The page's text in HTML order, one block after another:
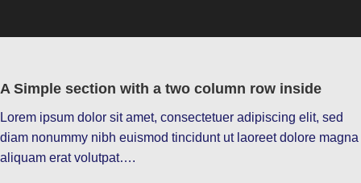
A Simple section with a two column row inside
Lorem ipsum dolor sit amet, consectetuer adipiscing elit, sed
diam nonummy nibh euismod tincidunt ut laoreet dolore magna
aliquam erat volutpat….